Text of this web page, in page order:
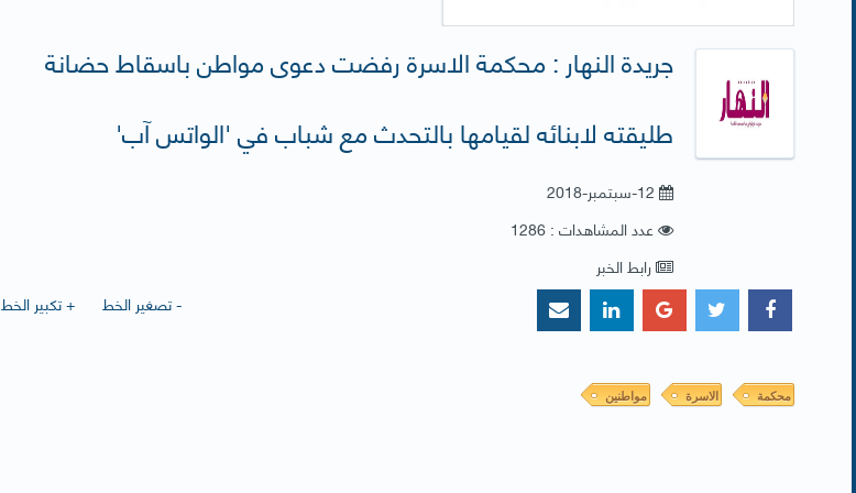
جريدة النهار : محكمة الاسرة رفضت دعوى مواطن باسقاط حضانة
طليقته لابنائه لقيامها بالتحدث مع شباب في 'الواتس آب'
12-سبتمبر-2018
عدد المشاهدات : 1286
رابط الخبر
+ تكبير الخط
- تصغير الخط
محكمة الاسرة مواطنين